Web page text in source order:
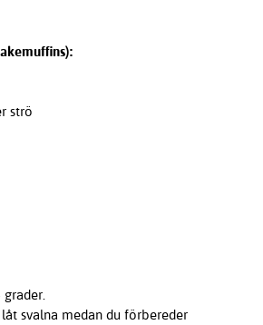
strö
grader.
svalna medan du förbereder